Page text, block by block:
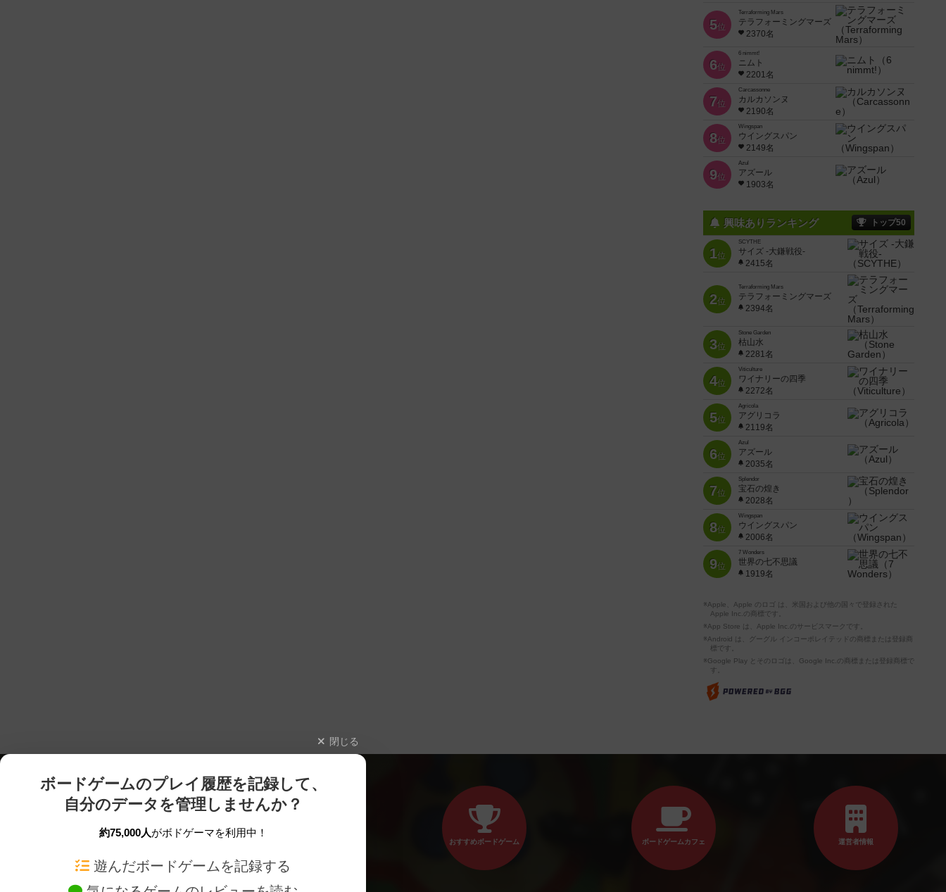
5位
Terraforming Mars
テラフォーミングマーズ
2370名
6位
6 nimmt!
ニムト
2201名
7位
Carcassonne
カルカソンヌ
2190名
8位
Wingspan
ウイングスパン
2149名
9位
Azul
アズール
1903名
興味ありランキング トップ50
1位
SCYTHE
サイズ -大鎌戦役-
2415名
2位
Terraforming Mars
テラフォーミングマーズ
2394名
3位
Stone Garden
枯山水
2281名
4位
Viticulture
ワイナリーの四季
2272名
5位
Agricola
アグリコラ
2119名
6位
Azul
アズール
2035名
7位
Splendor
宝石の煌き
2028名
8位
Wingspan
ウイングスパン
2006名
9位
7 Wonders
世界の七不思議
1919名
※Apple、Apple のロゴ は、米国および他の国々で登録された
Apple Inc.の商標です。
※App Store は、Apple Inc.のサービスマークです。
※Android は、グーグル インコーポレイテッドの商標または登録商
標です。
※Google Play とそのロゴは、Google Inc.の商標または登録商標で
す。
閉じる
ボードゲームのプレイ履歴を記録して、
自分のデータを管理しませんか？
約75,000人がボドゲーマを利用中！
遊んだボードゲームを記録する
おすすめボードゲーム ボードゲームカフェ 運営者情報